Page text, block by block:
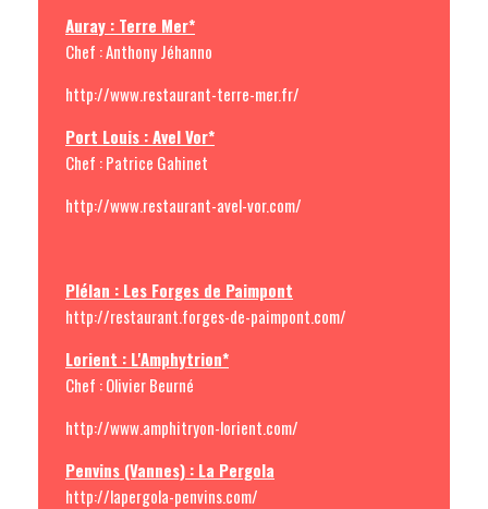
Auray : Terre Mer*
Chef : Anthony Jéhanno
http://www.restaurant-terre-mer.fr/
Port Louis : Avel Vor*
Chef : Patrice Gahinet
http://www.restaurant-avel-vor.com/
Plélan : Les Forges de Paimpont
http://restaurant.forges-de-paimpont.com/
Lorient : L'Amphytrion*
Chef : Olivier Beurné
http://www.amphitryon-lorient.com/
Penvins (Vannes) : La Pergola
http://lapergola-penvins.com/